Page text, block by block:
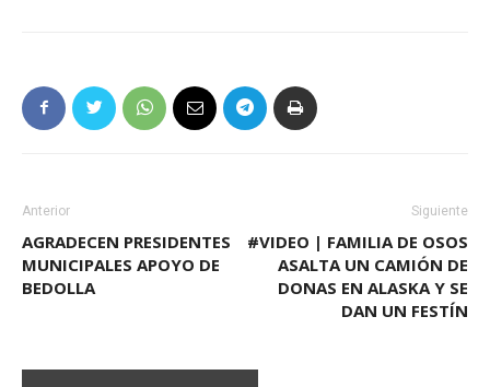
Anterior
AGRADECEN PRESIDENTES
MUNICIPALES APOYO DE
BEDOLLA
Siguiente
#VIDEO | FAMILIA DE OSOS
ASALTA UN CAMIÓN DE
DONAS EN ALASKA Y SE
DAN UN FESTÍN